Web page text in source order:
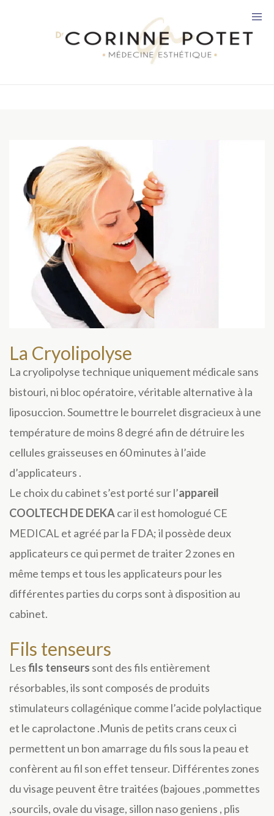
La Cryolipolyse
La cryolipolysetechnique uniquement médicale sans
bistouri, ni bloc opératoire, véritable alternative à la
liposuccion. Soumettre le bourrelet disgracieux à une
température de moins 8 degré afin de détruire les
cellules graisseuses en 60 minutes à l’aide
d’applicateurs .
Le choix du cabinet s’est porté sur l’appareil
COOLTECH DE DEKAcar il est homologué CE
MEDICAL et agréé par la FDA; il possède deux
applicateurs ce qui permet de traiter 2 zones en
même temps et tous les applicateurs pour les
différentes parties du corps sont à disposition au
cabinet.
Fils tenseurs
Lesfils tenseurs sont des fils entièrement
résorbables, ils sont composés de produits
stimulateurs collagénique comme l’acide polylactique
et le caprolactone .Munis de petits crans ceux ci
permettent un bon amarrage du fils sous la peau et
confèrent au fil son effet tenseur. Différentes zones
du visage peuvent être traitées (bajoues ,pommettes
,sourcils, ovale du visage, sillon naso geniens , plis